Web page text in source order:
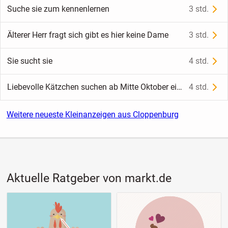
Suche sie zum kennenlernen 3 std.
Älterer Herr fragt sich gibt es hier keine Dame 3 std.
Sie sucht sie 4 std.
Liebevolle Kätzchen suchen ab Mitte Oktober ein neues Zuhause 🐾 4 std.
Weitere neueste Kleinanzeigen aus Cloppenburg
Aktuelle Ratgeber von markt.de